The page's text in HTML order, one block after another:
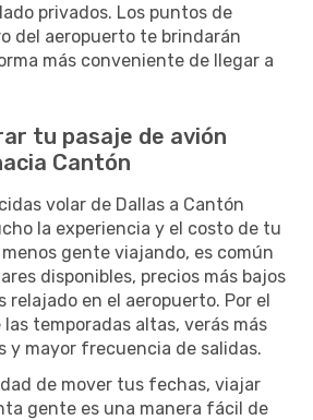
privados. Los puntos de
del aeropuerto te brindarán
más conveniente de llegar a
tu pasaje de avión
Cantón
volar de Dallas a Cantón
la experiencia y el costo de tu
gente viajando, es común
disponibles, precios más bajos
relajado en el aeropuerto. Por el
temporadas altas, verás más
y mayor frecuencia de salidas.
de mover tus fechas, viajar
gente es una manera fácil de